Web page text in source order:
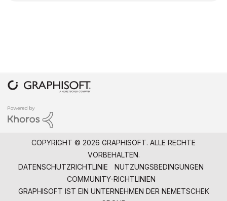
COPYRIGHT © 2026 GRAPHISOFT. ALLE RECHTE
VORBEHALTEN.
DATENSCHUTZRICHTLINIE
NUTZUNGSBEDINGUNGEN
COMMUNITY-RICHTLINIEN
GRAPHISOFT IST EIN UNTERNEHMEN DER NEMETSCHEK